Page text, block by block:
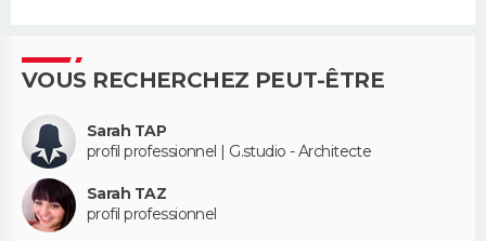
VOUS RECHERCHEZ PEUT-ÊTRE
Sarah TAP
profil professionnel | G.studio - Architecte
Sarah TAZ
profil professionnel